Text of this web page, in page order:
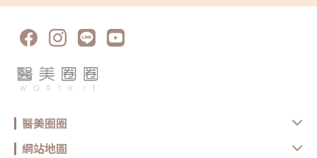
或技術水準，可能會導致注射點錯誤，或是藥物在面部肌肉中分佈不均勻，
引發不對稱。(2)個體肌肉差異：不同人的肌肉結構、面部神經分佈可能存
果或不對稱。(3)藥物擴散：注射肉毒桿菌素後，可能會有一度程度上藥物
在注射周圍擴散或移動，這可能導致部分區域受到影響，而引發不對稱。
二、肌肉無支撐力，造成下垂感由於咬肌對肌膚有一定的支撐力，能產生一
也將可能導致面部肌肉過度放鬆引發下垂現象。(2)注射部位不當：如果肉
毒桿菌素被誤注射到本來不需要放鬆的肌肉區域，比如下垂的區域，就可能
導致該區域的肌肉更加鬆弛和下垂。(3)肌肉不平衡：基本上個體臉部肌肉
是相互協調作用的，若注射肉毒桿菌素後，某些區域的肌肉放鬆過度，而周
醫美圈圈
網站地圖